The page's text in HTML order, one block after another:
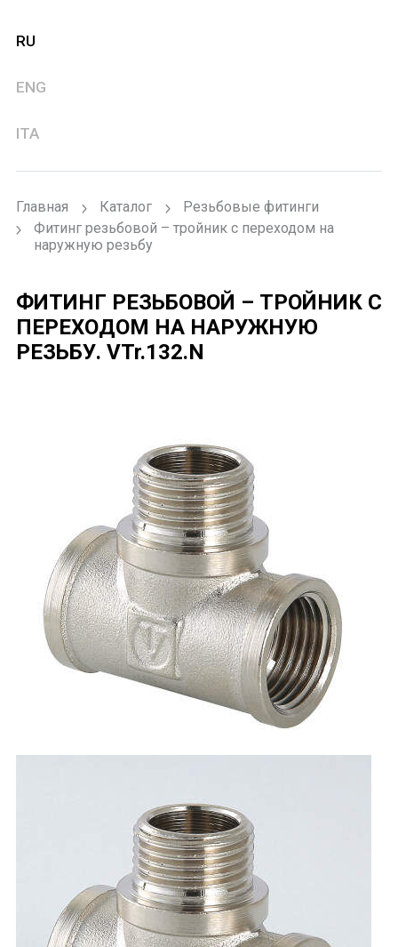
RU
ENG
ITA
Главная Каталог
Резьбовые фитинги
Фитинг резьбовой – тройник с переходом на
наружную резьбу
ФИТИНГ РЕЗЬБОВОЙ – ТРОЙНИК С
ПЕРЕХОДОМ НА НАРУЖНУЮ
РЕЗЬБУ. VTr.132.N